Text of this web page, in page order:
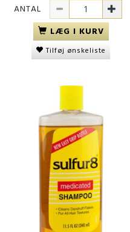
ANTAL
LÆG I KURV
Tilføj ønskeliste